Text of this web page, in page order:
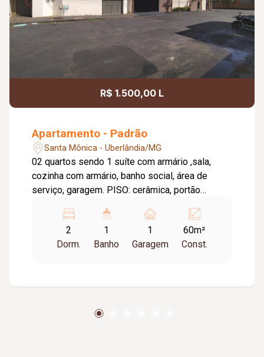
R$ 1.500,00 L
Apartamento - Padrão
Santa Mônica - Uberlândia/MG
02 quartos sendo 1 suíte com armário ,sala,
cozinha com armário, banho social, área de
serviço, garagem. PISO: cerâmica, portão
**CONDOMINIO R$ 200,00 | REFERÊNCIA: UMA
RUA ACIMA DA UFU ANT 6 - TAXA DE
MUDANÇA ENTRADA VALOR DE 1
2
Dorm.
1
Banho
1
Garagem
60m²
Const.